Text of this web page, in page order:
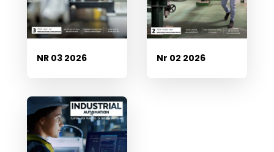
NR 03 2026 Nr 02 2026